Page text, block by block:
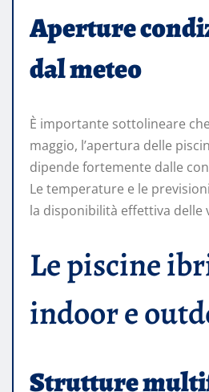
Aperture
dal meteo
È importante sottolineare
maggio, l’apertura delle
dipende fortemente dalle
Le temperature e le
la disponibilità effettiva delle
Le piscine
indoor e
Strutture